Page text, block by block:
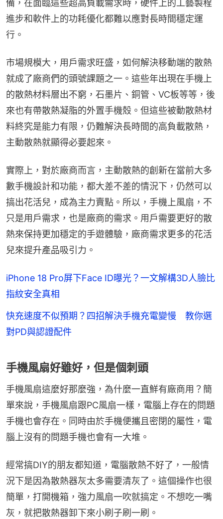
備，在面臨這些超高負載需求時，硬件上的工藝製程
進步和軟件上的功耗優化都難以應對長時間穩定運
行。
市場規模大，用戶需求旺盛，如何解決移動端的散熱
就成了廠商們的頭號課題之一。這些年出現在手機上
的散熱材料層出不窮，石墨片、銅管、VC板等等，後
來也有帶散熱凝脂的外置手機殼。但這些被動散熱材
料終究是能力有限，仍難解決長時間的高負載散熱，
主動散熱就顯得必要起來。
實際上，對於廠商而言，主動散熱的創新在當前大多
數手機設計和功能，都大差不差的情況下，仍然可以
搞出花活兒，成為主力賣點。所以，手機上風扇，不
只是用戶需求，也是廠商的需求。用戶需要更好的散
熱來保持更加穩定的手遊體驗，廠商需求更多的花活
兒來提升產品吸引力。
iPhone 18 Pro屏下Face ID曝光？一文解構3D人臉比
指紋安全真相
快充速度不似預期？四招解決手機充電變慢 教你選
對PD與認證配件
手機風扇好雖好，但是個刺頭
手機風扇這麼好那麼強，為什麼一直鮮有廠商用？簡
單來說，手機風扇跟PC風扇一樣，電腦上存在的問題
手機也會存在。同時由於手機便攜且密閉的屬性，電
腦上沒有的問題手機也會有一大堆。
經常搞DIY的朋友都知道，電腦散熱不好了，一般情
況下是因為散熱器灰太多需要清灰了。這個操作也很
簡單，打開機箱，強力風扇一吹就搞定。不想吃一嘴
灰，就把散熱器卸下來小刷子刷一刷。